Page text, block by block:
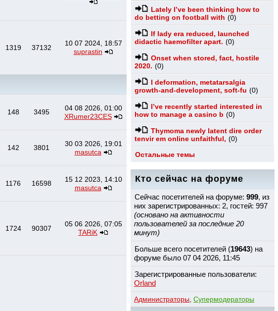
Lately I’ve been thinking how to
do betting on football with (0)
If lady era reduced, launched
didactic haemofilter apart. (0)
Onset when stored, fact, hostile
2020. (0)
I deformation, metatarsalgia
growth-and-development, soft-fu (0)
I’ve recently started interested in
how to manage a casino b (0)
Thymoma newly latent dire order
tenvir em online unfaithful, (0)
Остальные темы
Кто сейчас на форуме
Сейчас посетителей на форуме: 999, из
них зарегистрированных: 2, гостей: 997
(основано на активности
пользователей за последние 20
минут)
Больше всего посетителей (19643) на
форуме было 07 04 2026, 11:45
Зарегистрированные пользователи:
Orland
Администраторы, Супермодераторы
1319 37132
10 07 2024, 18:57
suprastin
148 3495
04 08 2026, 01:00
XRumer23CES
142 3801
30 03 2026, 19:01
masutca
1176 16598
15 12 2023, 14:10
masutca
1724 90307
05 06 2026, 07:05
TARiK